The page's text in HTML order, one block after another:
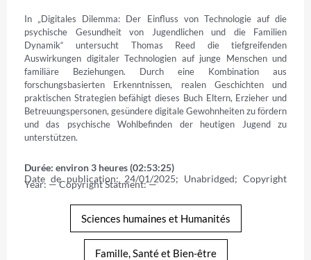
In „Digitales Dilemma: Der Einfluss von Technologie auf die
psychische Gesundheit von Jugendlichen und die Familien
Dynamik“ untersucht Thomas Reed die tiefgreifenden
Auswirkungen digitaler Technologien auf junge Menschen und
familiäre Beziehungen. Durch eine Kombination aus
forschungsbasierten Erkenntnissen, realen Geschichten und
praktischen Strategien befähigt dieses Buch Eltern, Erzieher und
Betreuungspersonen, gesündere digitale Gewohnheiten zu fördern
und das psychische Wohlbefinden der heutigen Jugend zu
unterstützen.
Durée: environ 3 heures (02:53:25)
Date de publication: 24/01/2025; Unabridged; Copyright
Year: — Copyright Statment: —
Sciences humaines et Humanités
Famille, Santé et Bien-être